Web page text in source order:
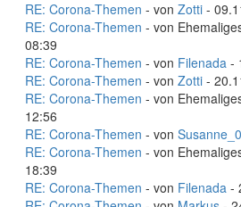
RE: Corona-Themen - von Zotti -
RE: Corona-Themen - von
08:39
RE: Corona-Themen - von Filenada -
RE: Corona-Themen - von Zotti -
RE: Corona-Themen - von
12:56
RE: Corona-Themen - von
RE: Corona-Themen - von
18:39
RE: Corona-Themen - von Filenada -